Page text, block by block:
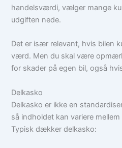
handelsværdi, vælger mange
udgiften nede.
Det er især relevant, hvis bilen
værd. Men du skal være
for skader på egen bil, også
Delkasko
Delkasko er ikke en
så indholdet kan variere
Typisk dækker delkasko: